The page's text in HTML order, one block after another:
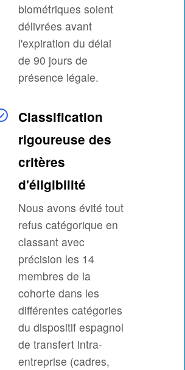
biométriques soient
délivrées avant
l'expiration du délai
de 90 jours de
présence légale.
Classification
rigoureuse des
critères
d'éligibilité
Nous avons évité tout
refus catégorique en
classant avec
précision les 14
membres de la
cohorte dans les
différentes catégories
du dispositif espagnol
de transfert intra-
entreprise (cadres,